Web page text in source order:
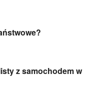
z samochodem w